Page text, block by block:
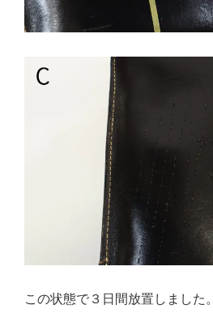
この状態で３日間放置しました。